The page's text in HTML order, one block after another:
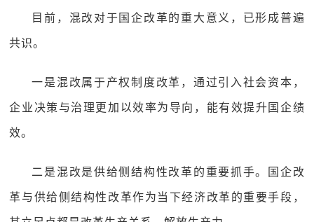
目前，混改对于国企改革的重大意义，已形成普遍
共识。
一是混改属于产权制度改革，通过引入社会资本，
企业决策与治理更加以效率为导向，能有效提升国企绩
效。
二是混改是供给侧结构性改革的重要抓手。国企改
革与供给侧结构性改革作为当下经济改革的重要手段，